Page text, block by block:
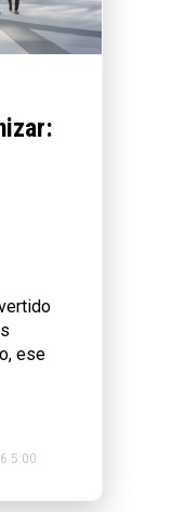
ese
5:00